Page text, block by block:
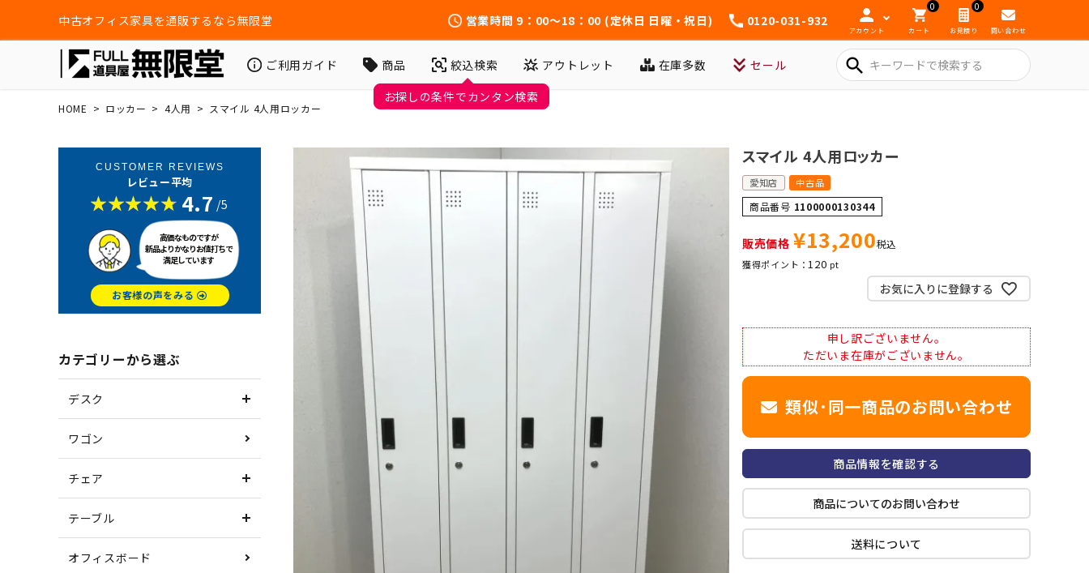
中古オフィス家具を通販するなら無限堂 営業時間 9：00～18：00 (定休日 日曜・祝日) 0120-031-932
アカウント
0
カート
0
お見積り 問い合わせ
ご利用ガイド 商品
絞込検索
お探しの条件でカンタン検索
アウトレット 在庫多数 セール search
HOME ロッカー 4人用 スマイル 4人用ロッカー
CUSTOMER REVIEWS
レビュー平均
4.7 /5
高価なものですが
新品よりかなりお値打ちで
満足しています
お客様の声をみる
カテゴリーから選ぶ
デスク
ワゴン
チェア
テーブル
オフィスボード
スマイル 4人用ロッカー
愛知店 中古品
商品番号 1100000130344
販売価格 ¥13,200税込
120
お気に入りに登録する
申し訳ございません。
ただいま在庫がございません。
類似･同一商品のお問い合わせ
商品情報を確認する
商品についてのお問い合わせ
送料について